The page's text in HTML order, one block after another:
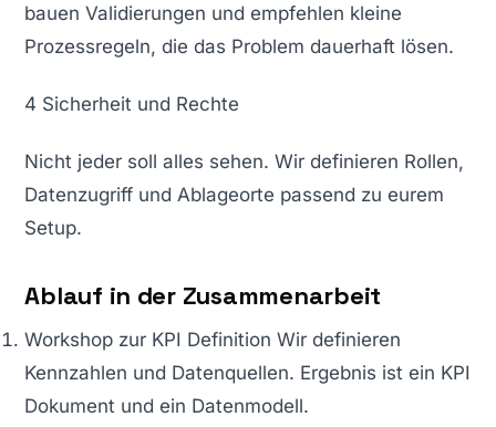
bauen Validierungen und empfehlen kleine
Prozessregeln, die das Problem dauerhaft lösen.
4 Sicherheit und Rechte
Nicht jeder soll alles sehen. Wir definieren Rollen,
Datenzugriff und Ablageorte passend zu eurem
Setup.
Ablauf in der Zusammenarbeit
Workshop zur KPI Definition Wir definieren
Kennzahlen und Datenquellen. Ergebnis ist ein KPI
Dokument und ein Datenmodell.